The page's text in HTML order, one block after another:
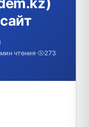
чтения· 273·